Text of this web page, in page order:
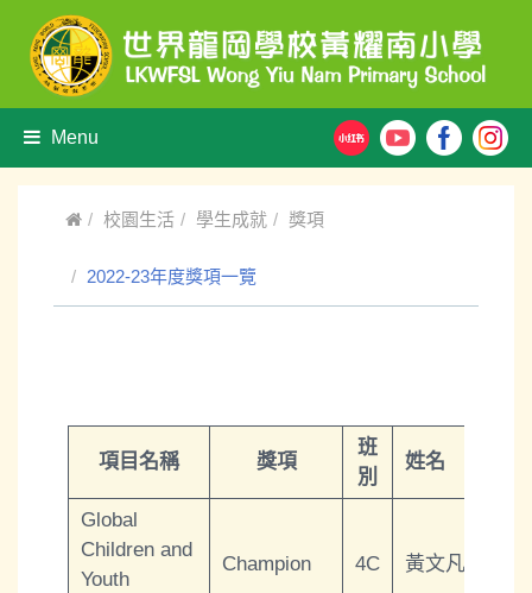
Menu
校園生活 學生成就 獎項
2022-23年度獎項一覽
項目名稱 獎項
班
別
姓名
Global
Children and
Youth
Champion 4C 黃文凡